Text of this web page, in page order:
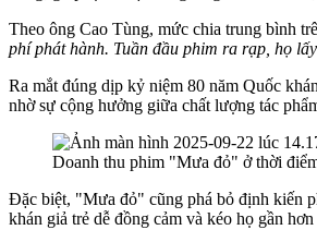
Theo ông Cao Tùng, mức chia trung bình
phí phát hành. Tuần đầu phim ra rạp, họ
Ra mắt đúng dịp kỷ niệm 80 năm Quốc
nhờ sự cộng hưởng giữa chất lượng tác
Doanh thu phim "Mưa đỏ" ở thời
Đặc biệt, "Mưa đỏ" cũng phá bỏ định kiến
khán giả trẻ dễ đồng cảm và kéo họ gần